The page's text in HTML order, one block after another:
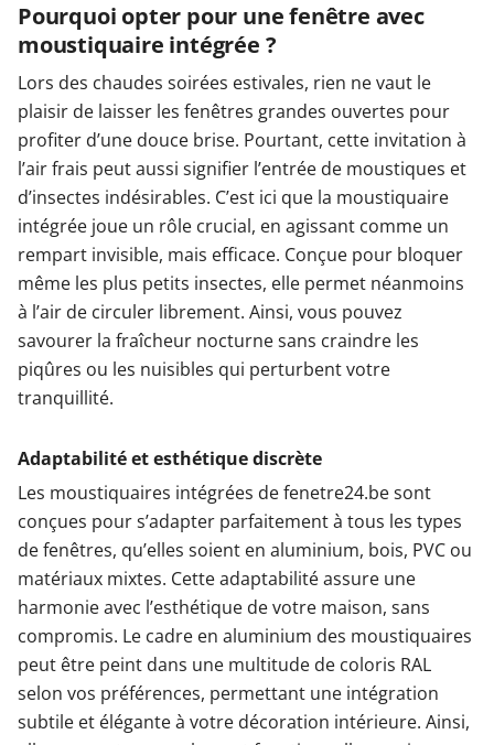
Clôtures et portails
M'identifier
Conseils gratuits
Pourquoi opter pour une fenêtre avec
moustiquaire intégrée ?
Lors des chaudes soirées estivales, rien ne vaut le
plaisir de laisser les fenêtres grandes ouvertes pour
profiter d’une douce brise. Pourtant, cette invitation à
l’air frais peut aussi signifier l’entrée de moustiques et
d’insectes indésirables. C’est ici que la moustiquaire
intégrée joue un rôle crucial, en agissant comme un
rempart invisible, mais efficace. Conçue pour bloquer
même les plus petits insectes, elle permet néanmoins
à l’air de circuler librement. Ainsi, vous pouvez
savourer la fraîcheur nocturne sans craindre les
piqûres ou les nuisibles qui perturbent votre
tranquillité.
Adaptabilité et esthétique discrète
Les moustiquaires intégrées de fenetre24.be sont
conçues pour s’adapter parfaitement à tous les types
de fenêtres, qu’elles soient en aluminium, bois, PVC ou
matériaux mixtes. Cette adaptabilité assure une
harmonie avec l’esthétique de votre maison, sans
compromis. Le cadre en aluminium des moustiquaires
peut être peint dans une multitude de coloris RAL
selon vos préférences, permettant une intégration
subtile et élégante à votre décoration intérieure. Ainsi,